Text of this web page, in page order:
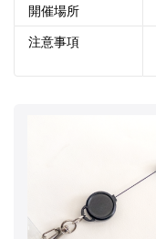
開催場所
注意事項